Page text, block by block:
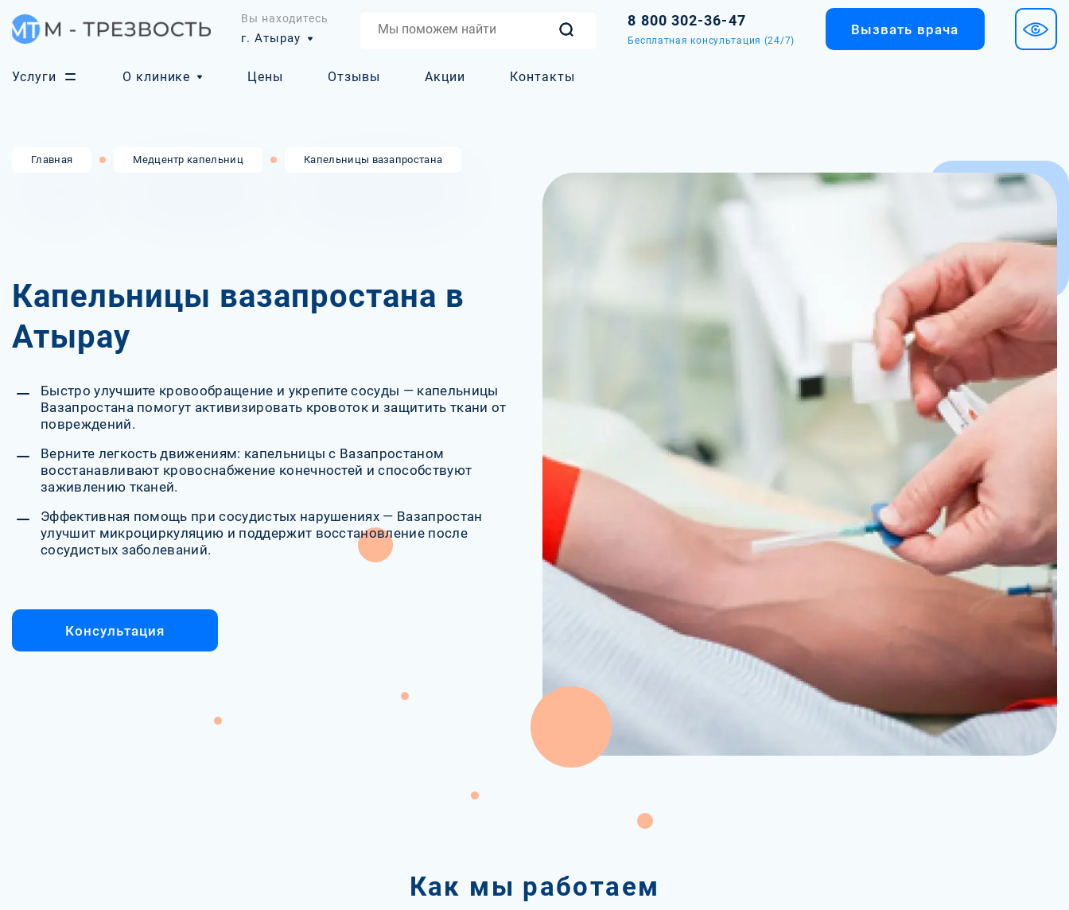
Вы находитесь
г. Атырау
8 800 302-36-47
Бесплатная консультация (24/7)
Вызвать врача
Услуги О клинике Цены Отзывы Акции Контакты
Главная Медцентр капельниц Капельницы вазапростана
Капельницы вазапростана в
Атырау
Быстро улучшите кровообращение и укрепите сосуды — капельницы
Вазапростана помогут активизировать кровоток и защитить ткани от
повреждений.
Верните легкость движениям: капельницы с Вазапростаном
восстанавливают кровоснабжение конечностей и способствуют
заживлению тканей.
Эффективная помощь при сосудистых нарушениях — Вазапростан
улучшит микроциркуляцию и поддержит восстановление после
сосудистых заболеваний.
Консультация
Как мы работаем